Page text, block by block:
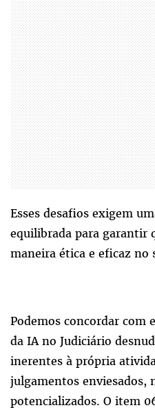
Esses desafios exigem
equilibrada para garantir
maneira ética e eficaz no
Podemos concordar com
da IA no Judiciário
inerentes à própria
julgamentos enviesados,
potencializados. O item